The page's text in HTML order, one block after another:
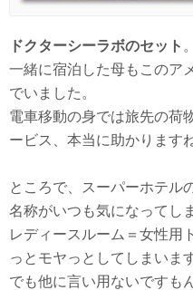
ドクターシーラボのセット 。
一緒に宿泊した母もこのア
でいました。
電車移動の身では旅先の荷
ービス、本当に助かります
ところで、スーパーホテル
名称がいつも気になってし
レディースルーム＝女性用
っとモヤっとしてしまいま
でも他に言い用ないですも